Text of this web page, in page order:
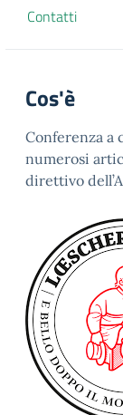
Contatti
Cos'è
Conferenza a
numerosi
direttivo